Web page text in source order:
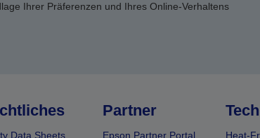
Ihrer Präferenzen und Ihres Online-Verhaltens
Data Sheets
Partner
Epson Partner Portal
Heat-